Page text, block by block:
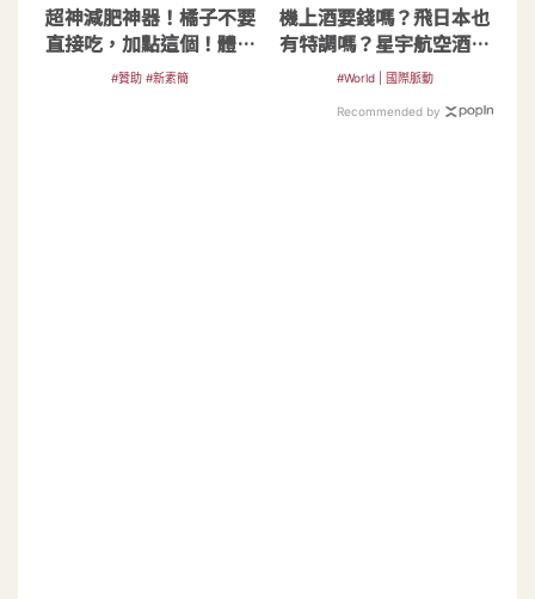
超神減肥神器！橘子不要
直接吃，加點這個！體重
天天下降
#贊助 #新素簡
機上酒要錢嗎？飛日本也
有特調嗎？星宇航空酒單
常見問答
#World | 國際脈動
Recommended by